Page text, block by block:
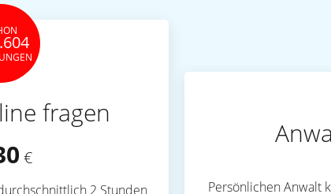
fragen
€
2 Stunden Persönlichen Anwalt